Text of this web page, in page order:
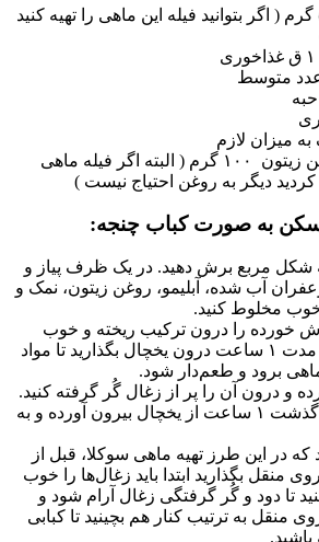
ماهی سوکلا ۵۰۰ گرم ( اگر بتوانید فیله این ماهی را تهیه کنید
میزان لازم
روغن مایع یا روغن زیتون ۱۰۰ گرم ( البته اگر فیله ماهی
دیگر به روغن احتیاج نیست )
به صورت کباب چنجه:
به شکل مربع برش دهید. در یک ظرف پیاز و
آب شده، آبلیمو، روغن زیتون، نمک و
خوب مخلوط کنید.
خورده را درون ترکیب ریخته و خوب
مخلوط کنید و به مدت ۱ ساعت درون یخچال بگذارید تا مواد
برود و طعم‌دار شود.
و درون آن را پر از زغال گُر گرفته کنید.
ماهی‌ها را بعد از گذشت ۱ ساعت از یخچال بیرون آورده و به
که در این طرز تهیه ماهی سوکلا، قبل از
منقل بگذارید ابتدا باید زغال‌ها را خوب
تا دود و گُر گرفتگی زغال آرام شود و
منقل به ترتیب کنار هم بچینید تا کبابی